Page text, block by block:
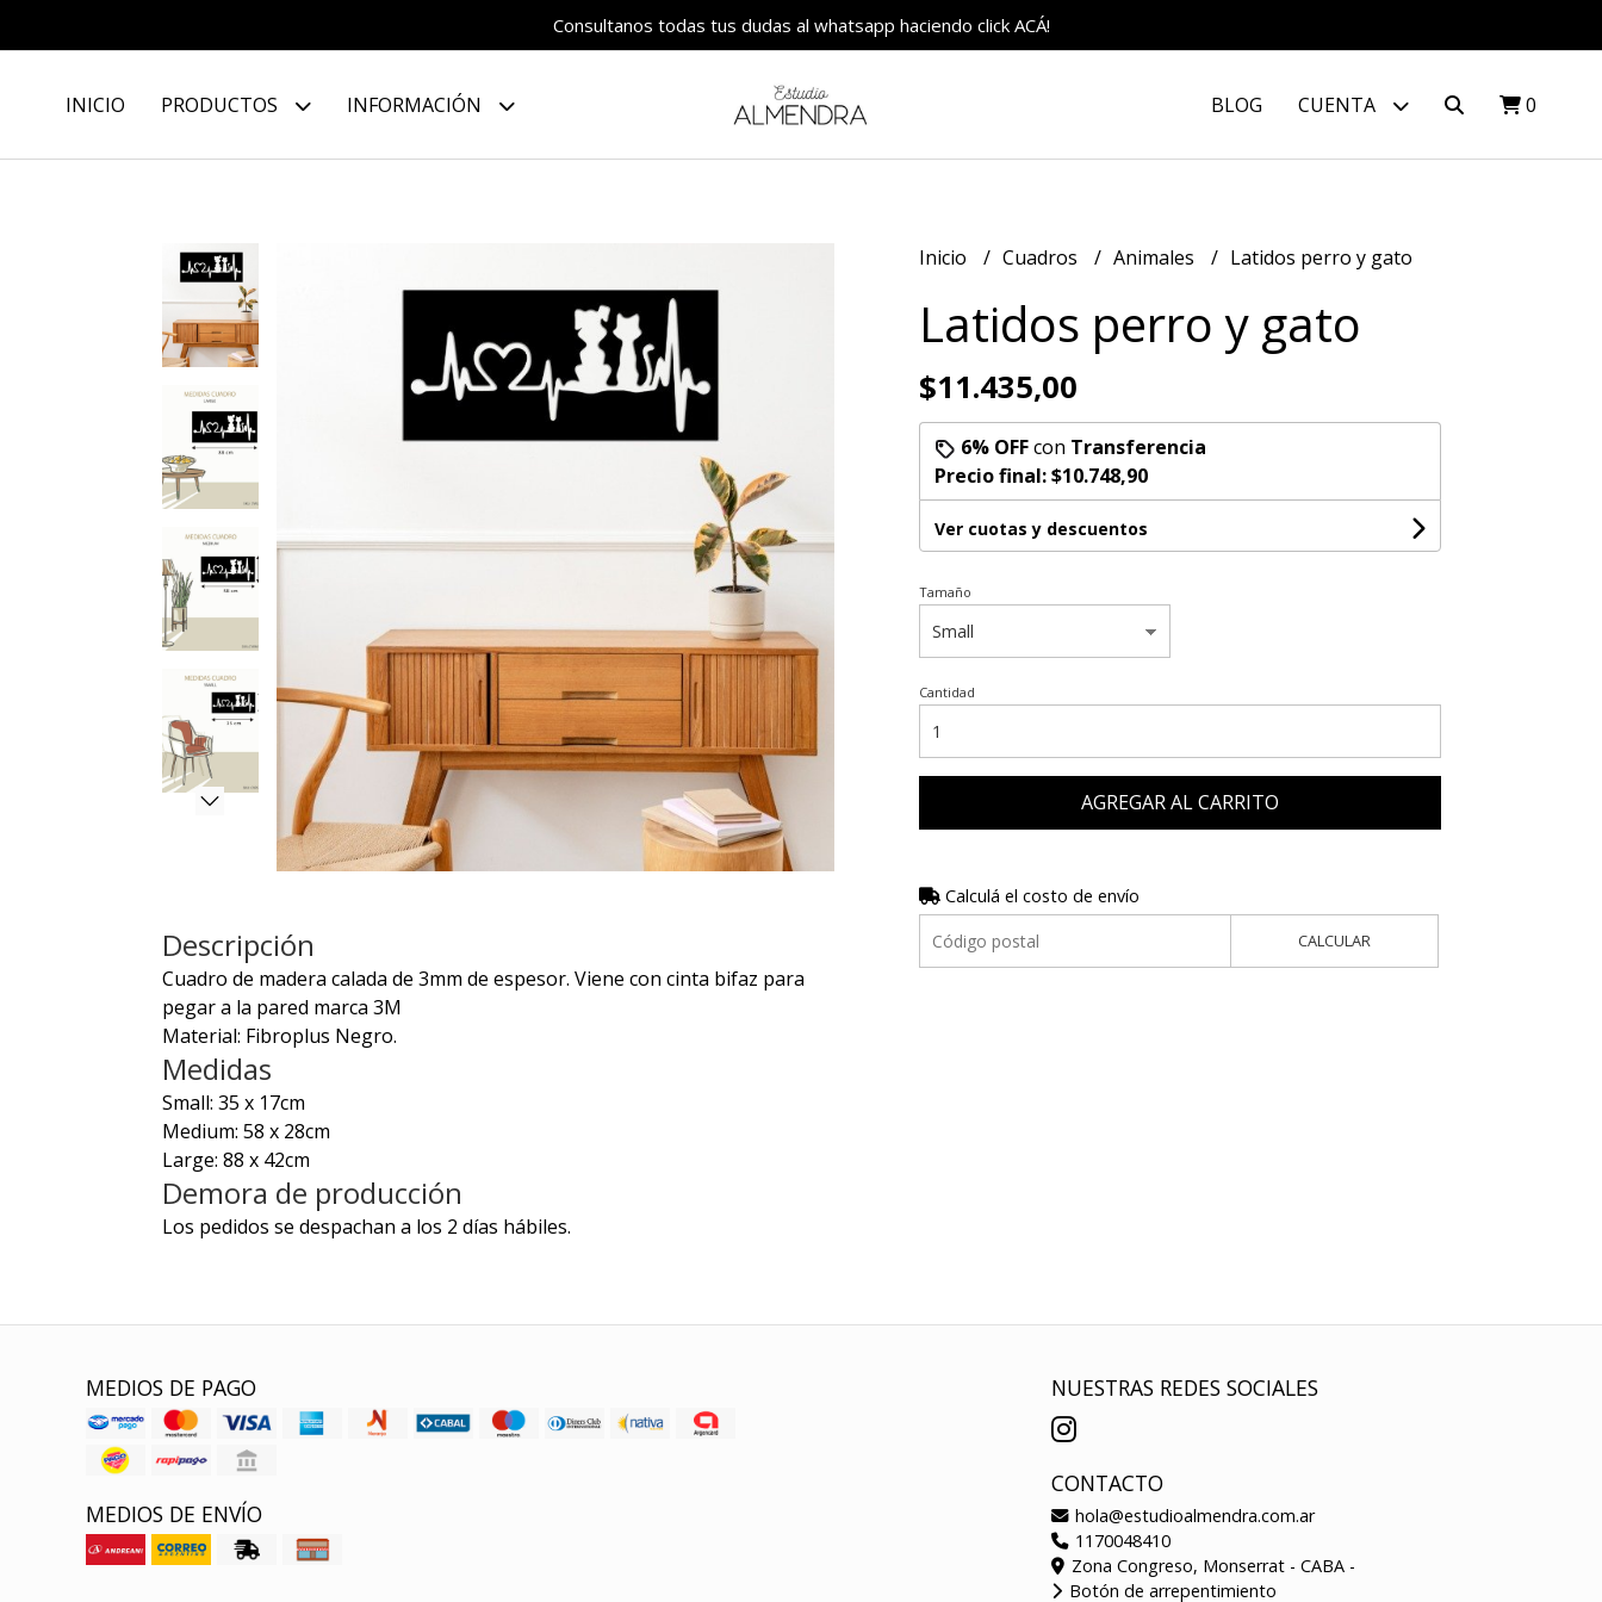
Consultanos todas tus dudas al whatsapp haciendo click ACÁ!
INICIO PRODUCTOS INFORMACIÓN BLOG CUENTA 0
Descripción
Cuadro de madera calada de 3mm de espesor. Viene con cinta bifaz para
pegar a la pared marca 3M
Material: Fibroplus Negro.
Medidas
Small: 35 x 17cm
Medium: 58 x 28cm
Large: 88 x 42cm
Demora de producción
Los pedidos se despachan a los 2 días hábiles.
Inicio Cuadros Animales Latidos perro y gato
Latidos perro y gato
$11.435,00
6% OFFcon Transferencia
Precio final:$10.748,90
Ver cuotas y descuentos
Tamaño
Cantidad
AGREGAR AL CARRITO
Calculá el costo de envío
CALCULAR
MEDIOS DE PAGO
MEDIOS DE ENVÍO
NUESTRAS REDES SOCIALES
CONTACTO
hola@estudioalmendra.com.ar
1170048410
Zona Congreso, Monserrat - CABA -
Botón de arrepentimiento